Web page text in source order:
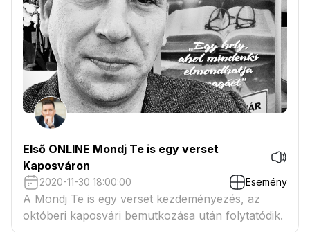
Első ONLINE Mondj Te is egy verset
Kaposváron
2020-11-30 18:00:00 Esemény
A Mondj Te is egy verset kezdeményezés, az
októberi kaposvári bemutkozása után folytatódik.